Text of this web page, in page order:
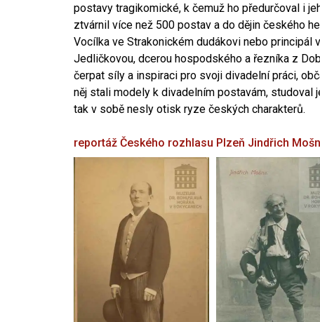
postavy tragikomické, k čemuž ho předurčoval i
ztvárnil více než 500 postav a do dějin českého
Vocílka ve Strakonickém dudákovi nebo
Jedličkovou, dcerou hospodského a řezníka z
čerpat síly a inspiraci pro svoji divadelní práci,
něj stali modely k divadelním postavám, studoval
tak v sobě nesly otisk ryze českých charakterů.
reportáž Českého rozhlasu Plzeň Jindřich